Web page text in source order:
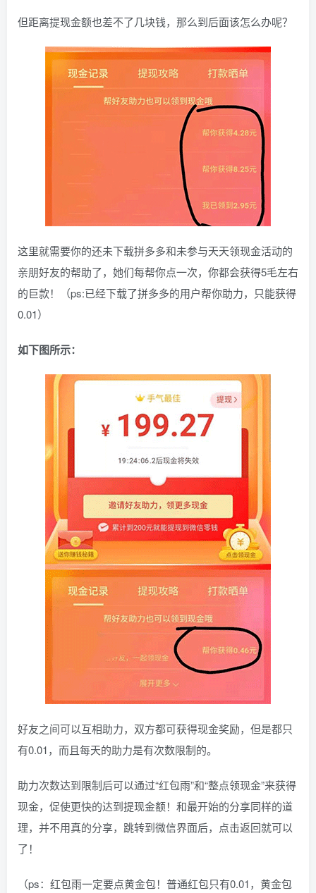
但距离提现金额也差不了几块钱，那么到后面该怎么办呢？
这里就需要你的还未下载拼多多和未参与天天领现金活动的
亲朋好友的帮助了，她们每帮你点一次，你都会获得5毛左右
的巨款！（ps:已经下载了拼多多的用户帮你助力，只能获得
0.01）
如下图所示：
好友之间可以互相助力，双方都可获得现金奖励，但是都只
有0.01，而且每天的助力是有次数限制的。
助力次数达到限制后可以通过“红包雨”和“整点领现金”来获得
现金，促使更快的达到提现金额！和最开始的分享同样的道
理，并不用真的分享，跳转到微信界面后，点击返回就可以
了！
（ps：红包雨一定要点黄金包！普通红包只有0.01，黄金包